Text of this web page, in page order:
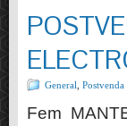
General Postvenda
Fem